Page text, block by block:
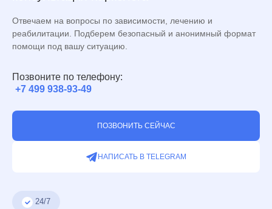
Отвечаем на вопросы по зависимости, лечению и
реабилитации. Подберем безопасный и анонимный формат
помощи под вашу ситуацию.
Позвоните по телефону:
+7 499 938-93-49
ПОЗВОНИТЬ СЕЙЧАС
НАПИСАТЬ В TELEGRAM
24/7